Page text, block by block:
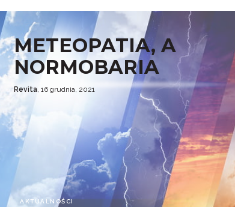
METEOPATIA, A
NORMOBARIA
Revita, 16 grudnia, 2021
AKTUALNOŚCI